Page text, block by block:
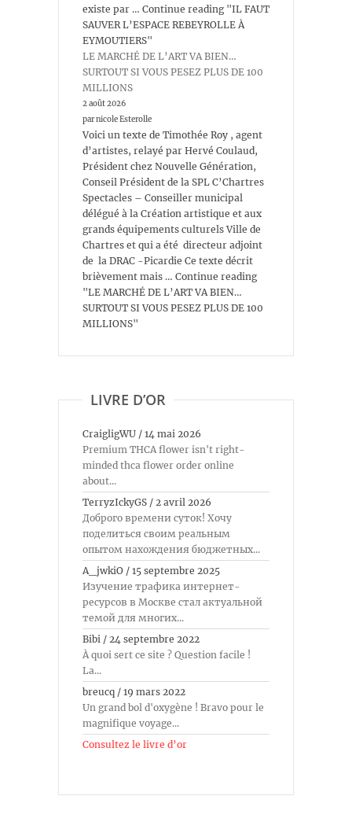
existe par … Continue reading "IL FAUT
SAUVER L’ESPACE REBEYROLLE À
EYMOUTIERS"
LE MARCHÉ DE L’ART VA BIEN…
SURTOUT SI VOUS PESEZ PLUS DE 100
MILLIONS
2 août 2026
par nicole Esterolle
Voici un texte de Timothée Roy , agent
d’artistes, relayé par Hervé Coulaud,
Président chez Nouvelle Génération,
Conseil Président de la SPL C’Chartres
Spectacles – Conseiller municipal
délégué à la Création artistique et aux
grands équipements culturels Ville de
Chartres et qui a été directeur adjoint
de la DRAC -Picardie Ce texte décrit
brièvement mais … Continue reading
"LE MARCHÉ DE L’ART VA BIEN…
SURTOUT SI VOUS PESEZ PLUS DE 100
MILLIONS"
LIVRE D’OR
CraigligWU / 14 mai 2026
Premium THCA flower isn't right-
minded thca flower order online
about...
TerryzIckyGS / 2 avril 2026
Доброго времени суток! Хочу
поделиться своим реальным
опытом нахождения бюджетных...
A_jwkiO / 15 septembre 2025
Изучение трафика интернет-
ресурсов в Москве стал актуальной
темой для многих...
Bibi / 24 septembre 2022
À quoi sert ce site ? Question facile !
La...
breucq / 19 mars 2022
Un grand bol d'oxygène ! Bravo pour le
magnifique voyage...
Consultez le livre d’or